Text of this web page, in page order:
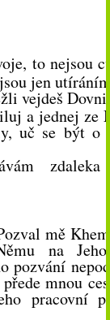
to nejsou
jen
vejdeš
a jednej ze
uč se být o
zdaleka
mě
na Jeho
pozvání
mnou
pracovní